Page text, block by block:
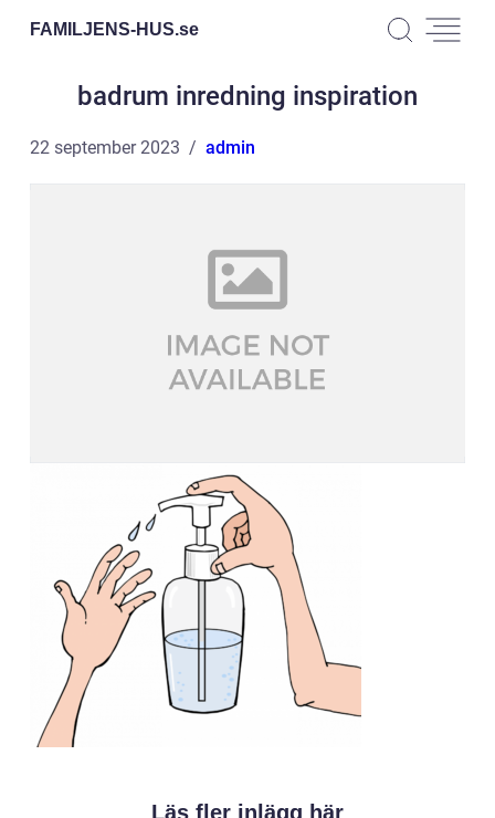
FAMILJENS-HUS.se
badrum inredning inspiration
22 september 2023 admin
Läs fler inlägg här